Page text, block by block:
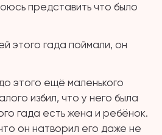
представить что было
этого гада поймали, он
этого ещё маленького
избил, что у него была
гада есть жена и ребёнок.
он натворил его даже не